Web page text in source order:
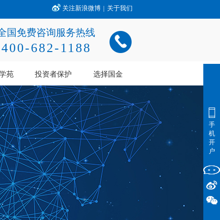
关注新浪微博 | 关于我们
国免费咨询服务热线
400-682-1188
苑 投资者保护 选择国金
手
机
开
户